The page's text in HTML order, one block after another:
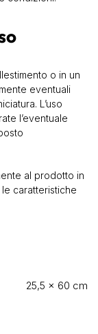
o in un
eventuali
L’uso
l’eventuale
al prodotto in
caratteristiche
25,5 × 60 cm